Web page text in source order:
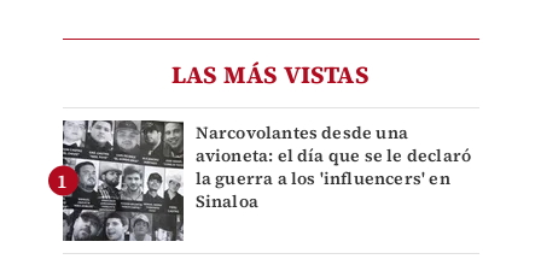
LAS MÁS VISTAS
Narcovolantes desde una
avioneta: el día que se le declaró
la guerra a los 'influencers' en
Sinaloa